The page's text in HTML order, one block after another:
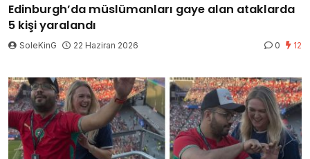
Edinburgh’da müslümanları gaye alan ataklarda
5 kişi yaralandı
SoleKinG 22 Haziran 2026 0 12